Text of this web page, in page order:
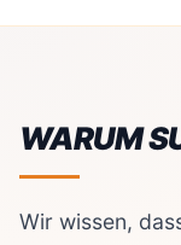
WARUM
Wir wissen,